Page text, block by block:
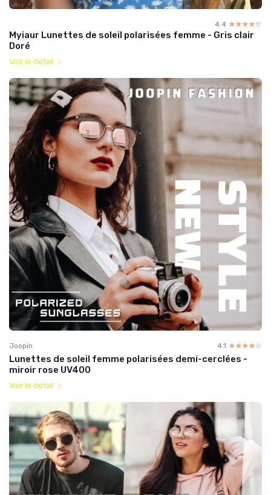
4.4 ☆☆☆☆☆
★★★★★
Myiaur Lunettes de soleil polarisées femme - Gris clair
Doré
Voir le détail
Joopin 4.1 ☆☆☆☆☆
★★★★★
Lunettes de soleil femme polarisées demi-cerclées -
miroir rose UV400
Voir le détail